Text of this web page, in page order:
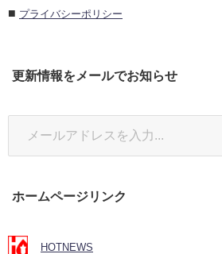
■ プライバシーポリシー
更新情報をメールでお知らせ
ホームページリンク
HOTNEWS